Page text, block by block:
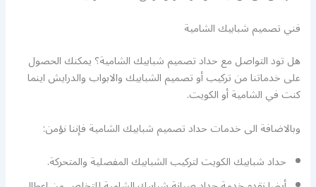
فني تصميم شبابيك الشامية
هل تود التواصل مع حداد تصميم شبابيك الشامية؟ يمكنك الحصول
على خدماتنا من تركيب أو تصميم الشبابيك والابواب والدرايش اينما
كنت في الشامية أو الكويت.
وبالاضافة الى خدمات حداد تصميم شبابيك الشامية فإننا نؤمن:
حداد شبابيك الكويت لتركيب الشبابيك المفصلية والمتحركة.